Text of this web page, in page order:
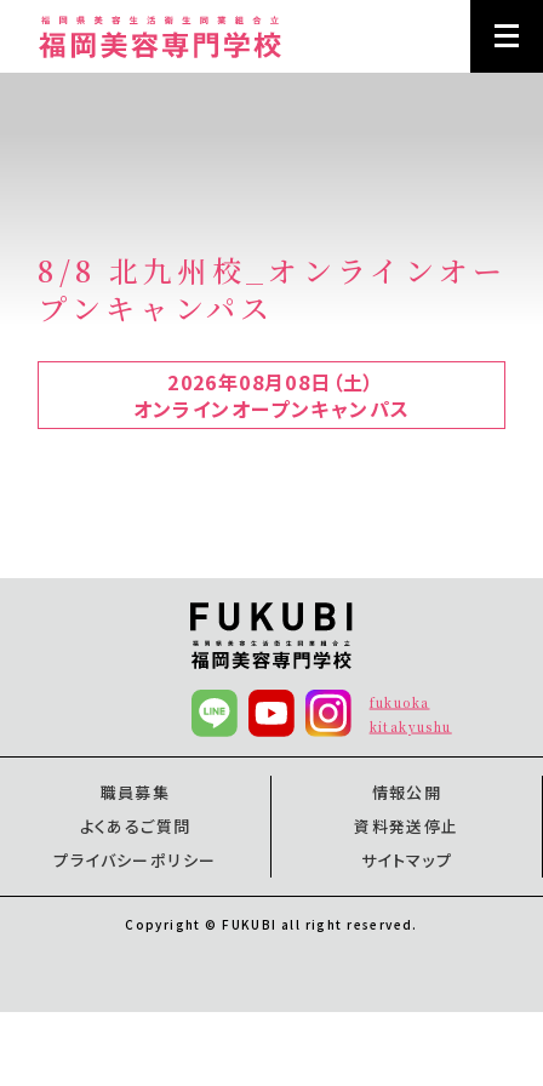
8/8 北九州校_オンラインオー
プンキャンパス
2026年08月08日（土）
オンラインオープンキャンパス
fukuoka
kitakyushu
職員募集
情報公開
よくあるご質問
資料発送停止
プライバシーポリシー
サイトマップ
Copyright © FUKUBI all right reserved.